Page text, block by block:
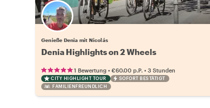
Genieße Denia mit Nicolás
Denia Highlights on 2 Wheels
1 Bewertung • €60.00 p.P. • 3 Stunden
CITY HIGHLIGHT TOUR
SOFORT BESTÄTIGT
FAMILIENFREUNDLICH